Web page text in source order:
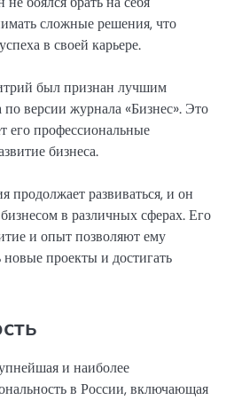
сложные решения, что
в своей карьере.
был признан лучшим
версии журнала «Бизнес». Это
его профессиональные
бизнеса.
продолжает развиваться, и он
в различных сферах. Его
и опыт позволяют ему
проекты и достигать
и наиболее
в России, включающая